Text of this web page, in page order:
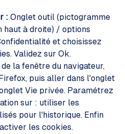
: Onglet outil (pictogramme
haut à droite) / options
et choisissez
Validez sur Ok.
de la fenêtre du navigateur,
puis aller dans l'onglet
Vie privée. Paramétrez
sur : utiliser les
pour l'historique. Enfin
les cookies.